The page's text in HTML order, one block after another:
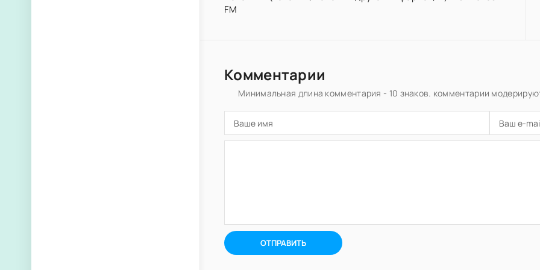
FM
Комментарии
Минимальная длина комментария - 10 знаков. комментарии
ОТПРАВИТЬ